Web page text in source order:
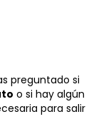
preguntado si
o si hay algún
para salir